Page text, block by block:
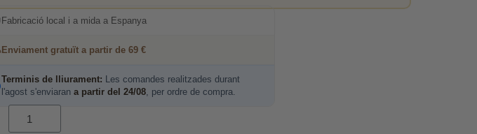
Fabricació local i a mida a Espanya
Enviament gratuït a partir de 69 €
Terminis de lliurament: Les comandes realitzades durant
l'agost s'enviaran a partir del 24/08, per ordre de compra.